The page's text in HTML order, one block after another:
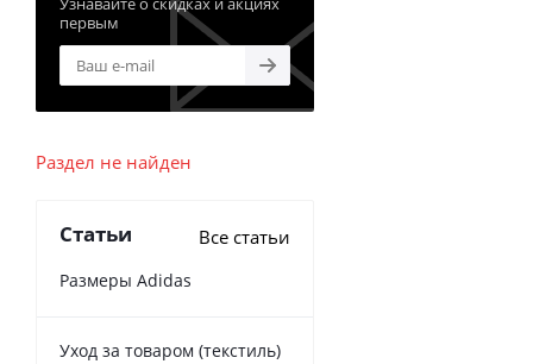
первым
Раздел не найден
Статьи Все статьи
Размеры Adidas
Уход за товаром (текстиль)